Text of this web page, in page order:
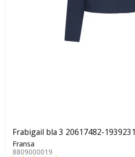
Frabigail bla 3 20617482-1939231
Fransa
8809000019